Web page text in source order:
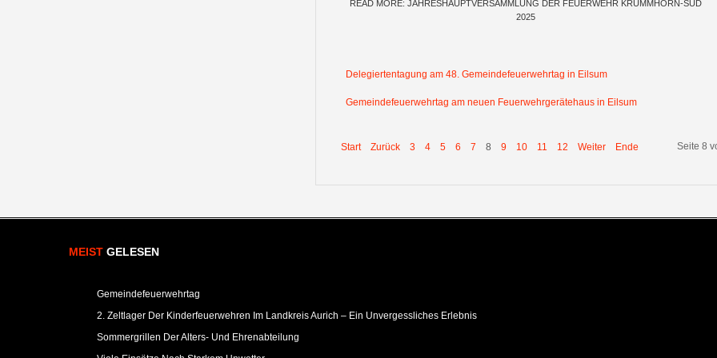
READ MORE: JAHRESHAUPTVERSAMMLUNG DER FEUERWEHR KRUMMHÖRN-SÜD
2025
Delegiertentagung am 48. Gemeindefeuerwehrtag in Eilsum
Gemeindefeuerwehrtag am neuen Feuerwehrgerätehaus in Eilsum
Seite 8
Start Zurück 3 4 5 6 7 8 9 10 11 12 Weiter Ende
MEIST GELESEN
Gemeindefeuerwehrtag
2. Zeltlager Der Kinderfeuerwehren Im Landkreis Aurich – Ein Unvergessliches Erlebnis
Sommergrillen Der Alters- Und Ehrenabteilung